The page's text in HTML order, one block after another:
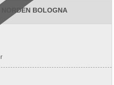
BOLOGNA